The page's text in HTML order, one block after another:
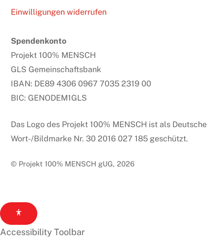
Einwilligungen widerrufen
Spendenkonto
Projekt 100% MENSCH
GLS Gemeinschaftsbank
IBAN: DE89 4306 0967 7035 2319 00
BIC: GENODEM1GLS
Das Logo des Projekt 100% MENSCH ist als Deutsche
Wort-/Bildmarke Nr. 30 2016 027 185 geschützt.
© Projekt 100% MENSCH gUG, 2026
Accessibility Toolbar